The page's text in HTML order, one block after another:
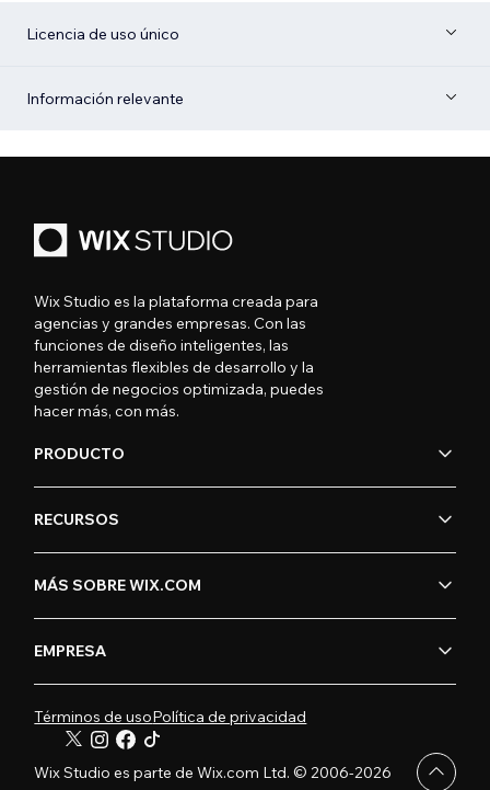
Licencia de uso único
Información relevante
Wix Studio es la plataforma creada para
agencias y grandes empresas. Con las
funciones de diseño inteligentes, las
herramientas flexibles de desarrollo y la
gestión de negocios optimizada, puedes
hacer más, con más.
PRODUCTO
RECURSOS
MÁS SOBRE WIX.COM
EMPRESA
Términos de usoPolítica de privacidad
Wix Studio es parte de Wix.com Ltd. © 2006-2026